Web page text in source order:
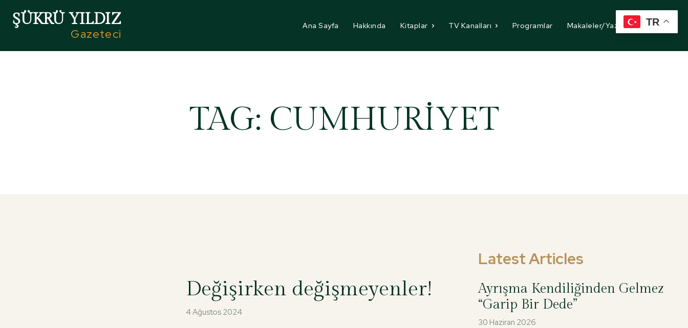
ŞÜKRÜ YILDIZ
Gazeteci
Ana Sayfa Hakkında Kitaplar TV Kanalları Programlar Makaleler/Yazılar İletişim
TAG: CUMHURIYET
Değişirken değişmeyenler!
4 Ağustos 2024
Latest Articles
Ayrışma Kendiliğinden Gelmez
“Garip Bir Dede”
30 Haziran 2026
TR